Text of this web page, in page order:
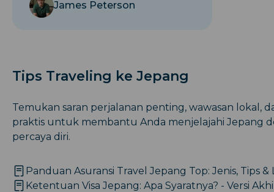
James Peterson
Tips Traveling ke Jepang
Temukan saran perjalanan penting, wawasan lokal,
praktis untuk membantu Anda menjelajahi Jepang
percaya diri.
Panduan Asuransi Travel Jepang Top: Jenis, Tips &
Ketentuan Visa Jepang: Apa Syaratnya? - Versi